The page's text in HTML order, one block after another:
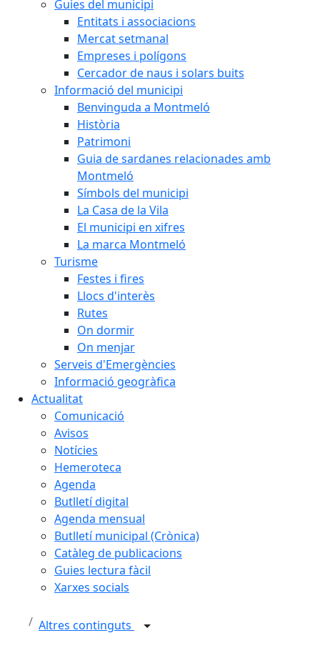
Guies del municipi
Entitats i associacions
Mercat setmanal
Empreses i polígons
Cercador de naus i solars buits
Informació del municipi
Benvinguda a Montmeló
Història
Patrimoni
Guia de sardanes relacionades amb
Montmeló
Símbols del municipi
La Casa de la Vila
El municipi en xifres
La marca Montmeló
Turisme
Festes i fires
Llocs d'interès
Rutes
On dormir
On menjar
Serveis d'Emergències
Informació geogràfica
Actualitat
Comunicació
Avisos
Notícies
Hemeroteca
Agenda
Butlletí digital
Agenda mensual
Butlletí municipal (Crònica)
Catàleg de publicacions
Guies lectura fàcil
Xarxes socials
Altres continguts